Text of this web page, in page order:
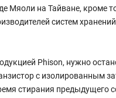
Мяоли на Тайване, кроме
систем
Phison, нужно
с изолированным
стирания